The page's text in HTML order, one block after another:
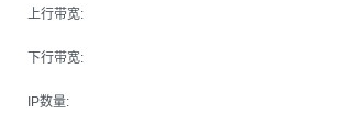
上行带宽:
下行带宽:
IP数量: